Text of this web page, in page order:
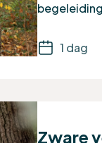
1 dag
Zware